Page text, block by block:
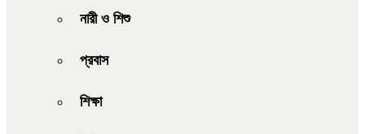
নারী ও শিশু
প্রবাস
শিক্ষা